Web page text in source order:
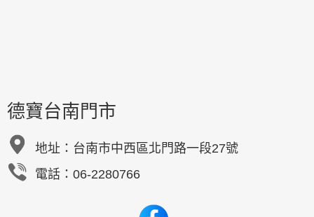
德寶台南門市
地址： 台南市中西區北門路一段27號
電話：06-2280766